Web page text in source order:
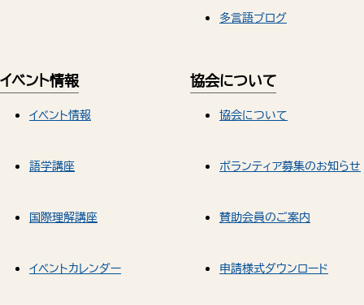
多言語ブログ
イベント情報
イベント情報
語学講座
国際理解講座
イベントカレンダー
協会について
協会について
ボランティア募集のお知らせ
賛助会員のご案内
申請様式ダウンロード